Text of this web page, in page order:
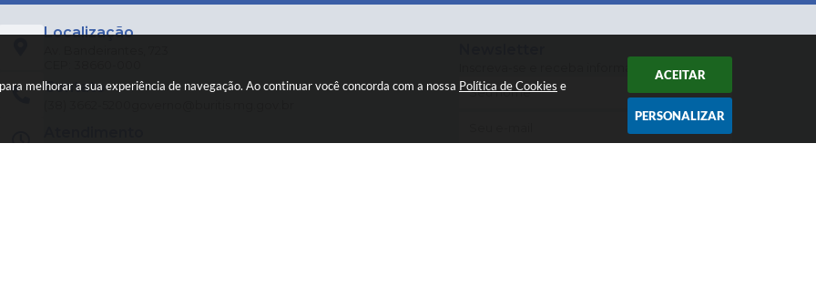
melhorar a sua experiência de navegação. Ao continuar você concorda com a nossa Política de Cookies e
ACEITAR
PERSONALIZAR
Localização
Contato
Inscreva-se e receba informativos